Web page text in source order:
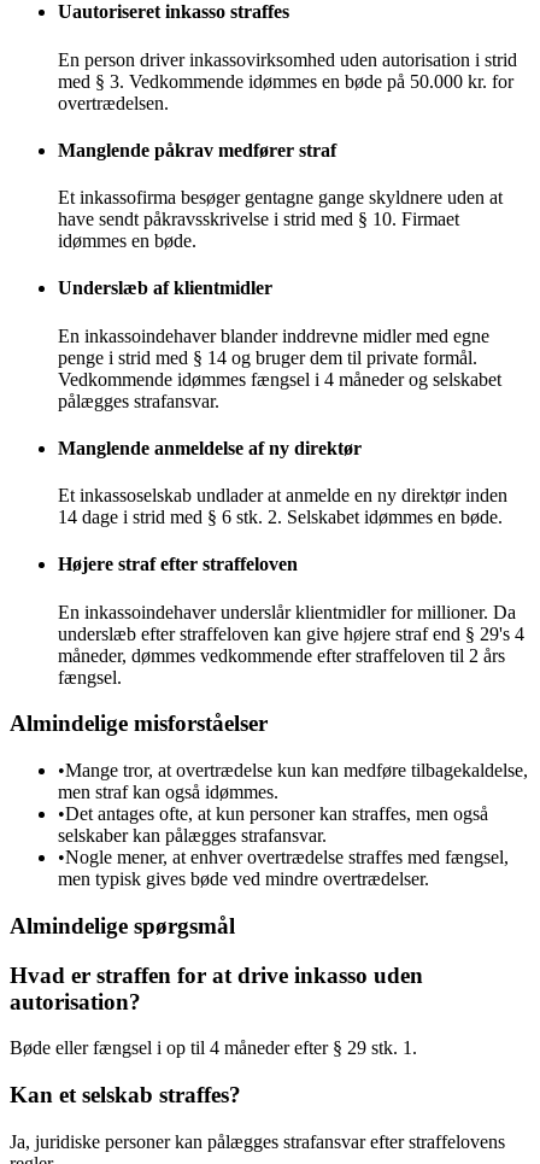
Uautoriseret inkasso straffes
En person driver inkassovirksomhed uden autorisation i strid
med § 3. Vedkommende idømmes en bøde på 50.000 kr. for
overtrædelsen.
Manglende påkrav medfører straf
Et inkassofirma besøger gentagne gange skyldnere uden at
have sendt påkravsskrivelse i strid med § 10. Firmaet
idømmes en bøde.
Underslæb af klientmidler
En inkassoindehaver blander inddrevne midler med egne
penge i strid med § 14 og bruger dem til private formål.
Vedkommende idømmes fængsel i 4 måneder og selskabet
pålægges strafansvar.
Manglende anmeldelse af ny direktør
Et inkassoselskab undlader at anmelde en ny direktør inden
14 dage i strid med § 6 stk. 2. Selskabet idømmes en bøde.
Højere straf efter straffeloven
En inkassoindehaver underslår klientmidler for millioner. Da
underslæb efter straffeloven kan give højere straf end § 29's 4
måneder, dømmes vedkommende efter straffeloven til 2 års
fængsel.
Almindelige misforståelser
•Mange tror, at overtrædelse kun kan medføre tilbagekaldelse,
men straf kan også idømmes.
•Det antages ofte, at kun personer kan straffes, men også
selskaber kan pålægges strafansvar.
•Nogle mener, at enhver overtrædelse straffes med fængsel,
men typisk gives bøde ved mindre overtrædelser.
Almindelige spørgsmål
Hvad er straffen for at drive inkasso uden
autorisation?
Bøde eller fængsel i op til 4 måneder efter § 29 stk. 1.
Kan et selskab straffes?
Ja, juridiske personer kan pålægges strafansvar efter straffelovens